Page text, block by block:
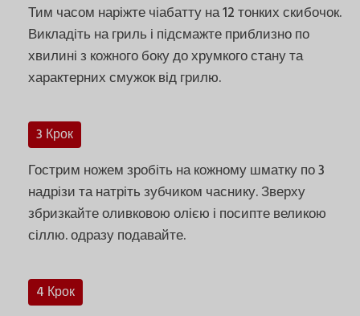
Тим часом наріжте чіабатту на 12 тонких скибочок.
Викладіть на гриль і підсмажте приблизно по
хвилині з кожного боку до хрумкого стану та
характерних смужок від грилю.
3 Крок
Гострим ножем зробіть на кожному шматку по 3
надрізи та натріть зубчиком часнику. Зверху
збризкайте оливковою олією і посипте великою
сіллю. одразу подавайте.
4 Крок